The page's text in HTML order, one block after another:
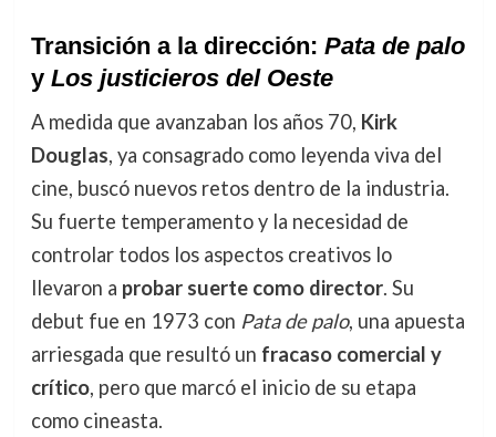
Transición a la dirección: Pata de palo
y Los justicieros del Oeste
A medida que avanzaban los años 70, Kirk
Douglas, ya consagrado como leyenda viva del
cine, buscó nuevos retos dentro de la industria.
Su fuerte temperamento y la necesidad de
controlar todos los aspectos creativos lo
llevaron a probar suerte como director. Su
debut fue en 1973 con Pata de palo, una apuesta
arriesgada que resultó un fracaso comercial y
crítico, pero que marcó el inicio de su etapa
como cineasta.